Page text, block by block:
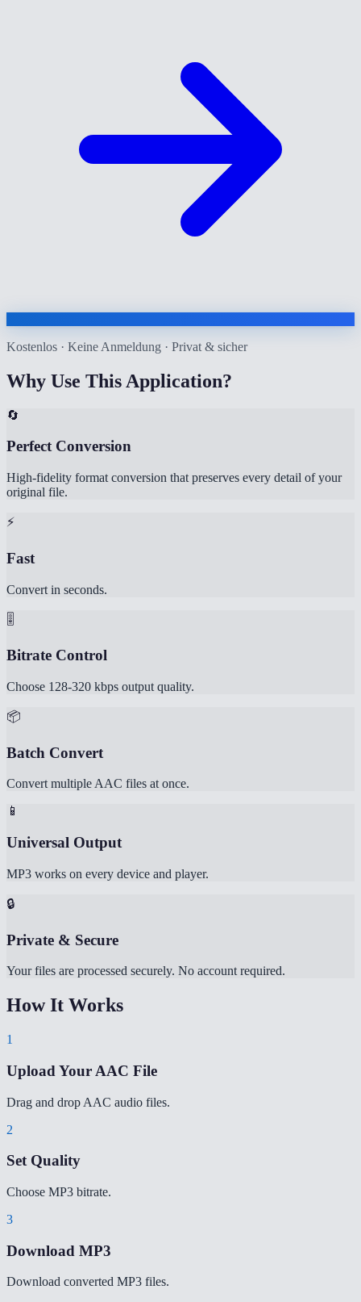
Kostenlos · Keine Anmeldung · Privat & sicher
Why Use This Application?
🔄
Perfect Conversion
High-fidelity format conversion that preserves every detail of your
original file.
⚡
Fast
Convert in seconds.
🎚️
Bitrate Control
Choose 128-320 kbps output quality.
📦
Batch Convert
Convert multiple AAC files at once.
📱
Universal Output
MP3 works on every device and player.
🔒
Private & Secure
Your files are processed securely. No account required.
How It Works
1
Upload Your AAC File
Drag and drop AAC audio files.
2
Set Quality
Choose MP3 bitrate.
3
Download MP3
Download converted MP3 files.